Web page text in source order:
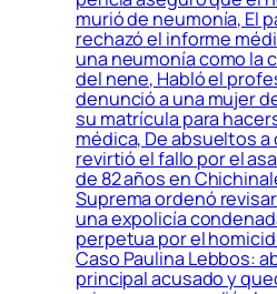
murió de neumonía, El
rechazó el informe
una neumonía como la
del nene, Habló el
denunció a una mujer
su matrícula para
médica, De absueltos
revirtió el fallo por el
de 82 años en
Suprema ordenó
una expolicía
perpetua por el
Caso Paulina Lebbos:
principal acusado y